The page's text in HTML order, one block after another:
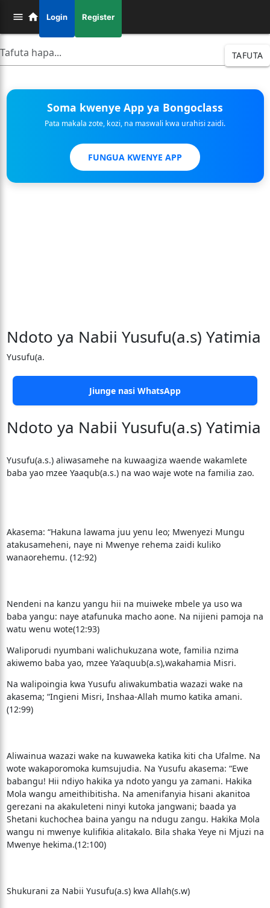
Login Register
TAFUTA
Soma kwenye App ya Bongoclass
Pata makala zote, kozi, na maswali kwa urahisi zaidi.
FUNGUA KWENYE APP
Ndoto ya Nabii Yusufu(a.s) Yatimia
Yusufu(a.
Jiunge nasi WhatsApp
Ndoto ya Nabii Yusufu(a.s) Yatimia
Yusufu(a.s.) aliwasamehe na kuwaagiza waende wakamlete
baba yao mzee Yaaqub(a.s.) na wao waje wote na familia zao.
Akasema: “Hakuna lawama juu yenu leo; Mwenyezi Mungu
atakusameheni, naye ni Mwenye rehema zaidi kuliko
wanaorehemu. (12:92)
Nendeni na kanzu yangu hii na muiweke mbele ya uso wa
baba yangu: naye atafunuka macho aone. Na nijieni pamoja na
watu wenu wote(12:93)
Waliporudi nyumbani walichukuzana wote, familia nzima
akiwemo baba yao, mzee Ya’aquub(a.s),wakahamia Misri.
Na walipoingia kwa Yusufu aliwakumbatia wazazi wake na
akasema; “Ingieni Misri, Inshaa-Allah mumo katika amani.
(12:99)
Aliwainua wazazi wake na kuwaweka katika kiti cha Ufalme. Na
wote wakaporomoka kumsujudia. Na Yusufu akasema: “Ewe
babangu! Hii ndiyo hakika ya ndoto yangu ya zamani. Hakika
Mola wangu ameithibitisha. Na amenifanyia hisani akanitoa
gerezani na akakuleteni ninyi kutoka jangwani; baada ya
Shetani kuchochea baina yangu na ndugu zangu. Hakika Mola
wangu ni mwenye kulifikia alitakalo. Bila shaka Yeye ni Mjuzi na
Mwenye hekima.(12:100)
Shukurani za Nabii Yusufu(a.s) kwa Allah(s.w)